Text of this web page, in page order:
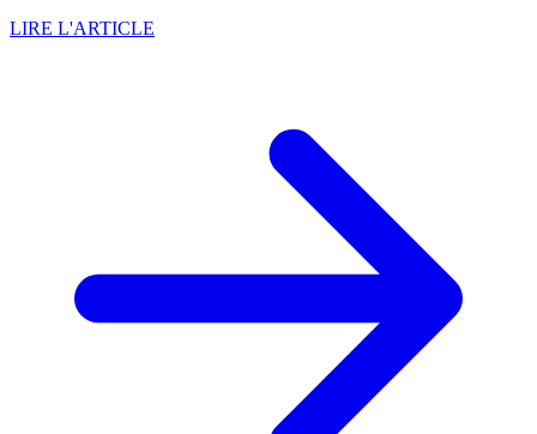
LIRE L'ARTICLE